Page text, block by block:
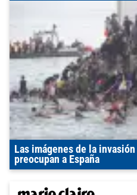
Las imágenes de la
preocupan a España